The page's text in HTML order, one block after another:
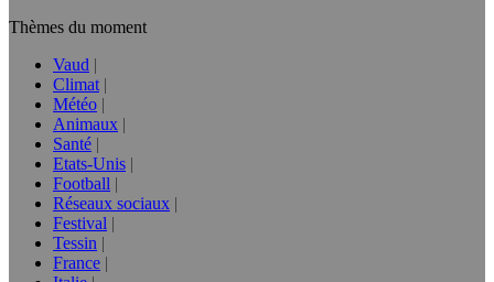
Thèmes du moment
Vaud
Climat
Météo
Animaux
Santé
Etats-Unis
Football
Réseaux sociaux
Festival
Tessin
France